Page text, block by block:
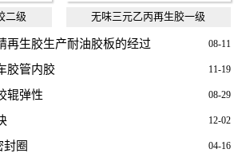
二级 无味三元乙丙再生胶一级
08-11
再生胶生产耐油胶板的经过
11-19
胶管内胶
08-29
辊弹性
12-02
04-16
封圈